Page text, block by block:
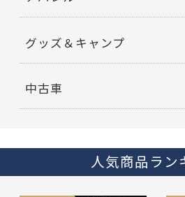
グッズ＆キャンプ
中古車
人気商品ラン